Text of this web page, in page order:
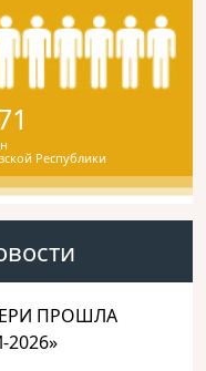
Республики
ПРОШЛА